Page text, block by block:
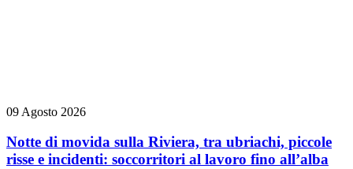
09 Agosto 2026
Notte di movida sulla Riviera, tra ubriachi, piccole
risse e incidenti: soccorritori al lavoro fino all’alba